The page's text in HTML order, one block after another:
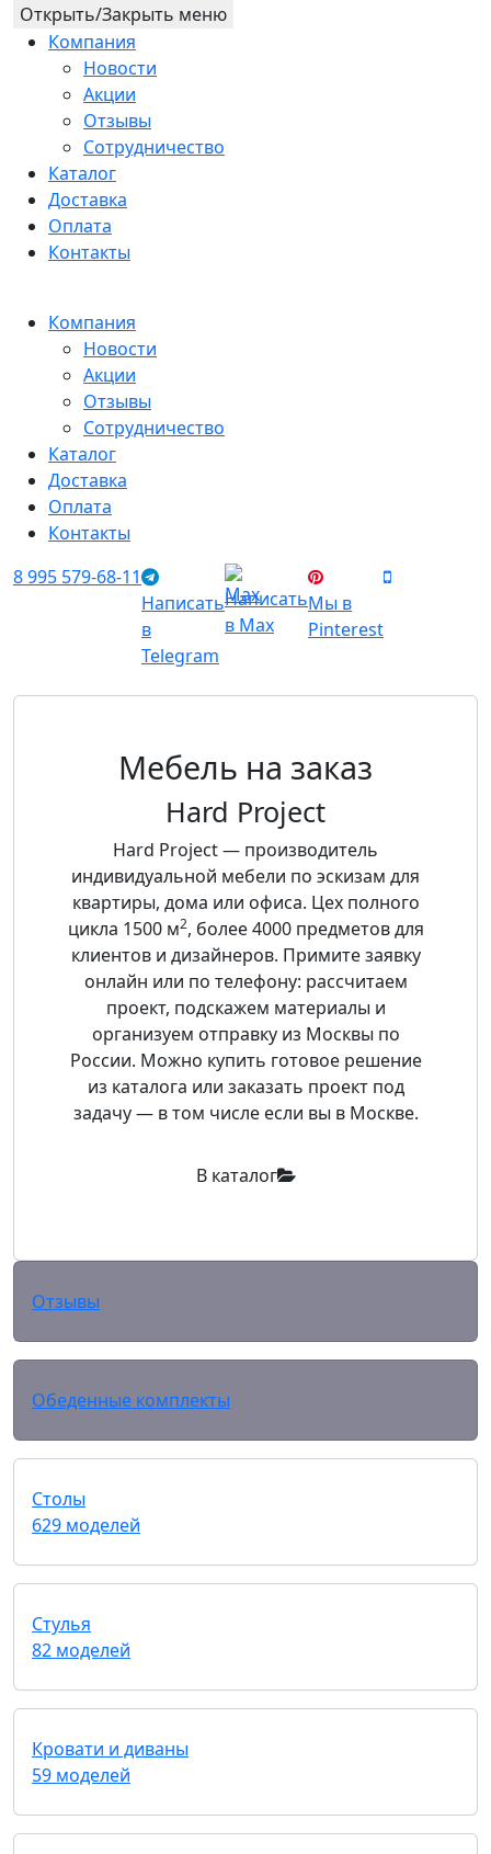
Открыть/Закрыть меню
Компания
Новости
Акции
Отзывы
Сотрудничество
Каталог
Доставка
Оплата
Контакты
Компания
Новости
Акции
Отзывы
Сотрудничество
Каталог
Доставка
Оплата
Контакты
8 995 579-68-11
Написать
в
Telegram
Написать
в Max
Мы в
Pinterest
Мебель на заказ
Hard Project
Hard Project — производитель
индивидуальной мебели по эскизам для
квартиры, дома или офиса. Цех полного
цикла 1500 м2, более 4000 предметов для
клиентов и дизайнеров. Примите заявку
онлайн или по телефону: рассчитаем
проект, подскажем материалы и
организуем отправку из Москвы по
России. Можно купить готовое решение
из каталога или заказать проект под
задачу — в том числе если вы в Москве.
В каталог
Отзывы
Обеденные комплекты
Столы
629 моделей
Стулья
82 моделей
Кровати и диваны
59 моделей